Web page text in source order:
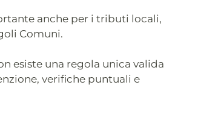
anche per i tributi locali,
Comuni.
esiste una regola unica valida
verifiche puntuali e